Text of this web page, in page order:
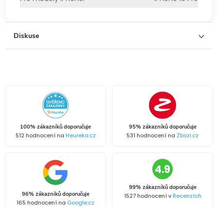
Diskuse
100% zákazníků doporučuje
512 hodnocení na Heureka.cz
95% zákazníků doporučuje
531 hodnocení na Zbozi.cz
96% zákazníků doporučuje
165 hodnocení na Google.cz
4.9
99% zákazníků doporučuje
1527 hodnocení vRecenzích